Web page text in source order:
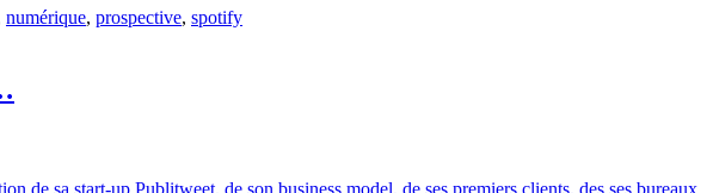
numérique, prospective, spotify
de sa start-up Publitweet, de son business model, de ses premiers clients, des ses bureaux